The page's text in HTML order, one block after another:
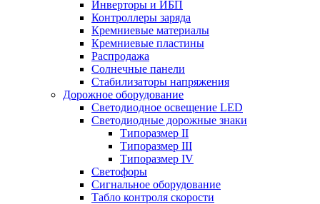
Инверторы и ИБП
Контроллеры заряда
Кремниевые материалы
Кремниевые пластины
Распродажа
Солнечные панели
Стабилизаторы напряжения
Дорожное оборудование
Светодиодное освещение LED
Светодиодные дорожные знаки
Типоразмер II
Типоразмер III
Типоразмер IV
Светофоры
Сигнальное оборудование
Табло контроля скорости